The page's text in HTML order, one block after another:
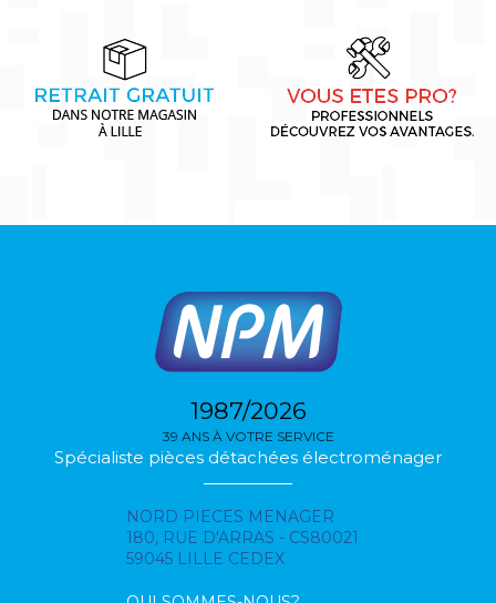
1987/2026
39 ANS À VOTRE SERVICE
Spécialiste pièces détachées électroménager
NORD PIECES MENAGER
180, RUE D'ARRAS - CS80021
59045 LILLE CEDEX